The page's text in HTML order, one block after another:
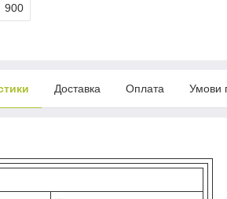
900
Доставка Оплата Умови